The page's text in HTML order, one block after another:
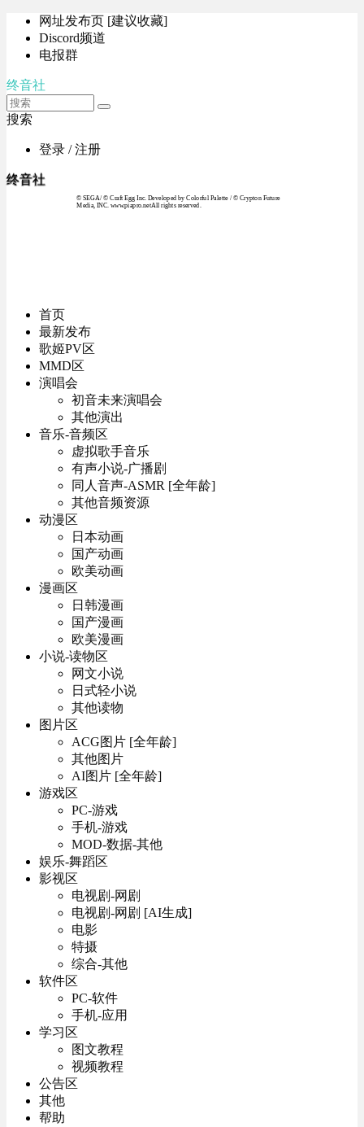
网址发布页 [建议收藏]
Discord频道
电报群
终音社
搜索
登录 / 注册
终音社
© SEGA / © Craft Egg Inc. Developed by Colorful Palette / © Crypton Future
Media, INC. www.piapro.netAll rights reserved.
首页
最新发布
歌姬PV区
MMD区
演唱会
初音未来演唱会
其他演出
音乐-音频区
虚拟歌手音乐
有声小说-广播剧
同人音声-ASMR [全年龄]
其他音频资源
动漫区
日本动画
国产动画
欧美动画
漫画区
日韩漫画
国产漫画
欧美漫画
小说-读物区
网文小说
日式轻小说
其他读物
图片区
ACG图片 [全年龄]
其他图片
AI图片 [全年龄]
游戏区
PC-游戏
手机-游戏
MOD-数据-其他
娱乐-舞蹈区
影视区
电视剧-网剧
电视剧-网剧 [AI生成]
电影
特摄
综合-其他
软件区
PC-软件
手机-应用
学习区
图文教程
视频教程
公告区
其他
帮助